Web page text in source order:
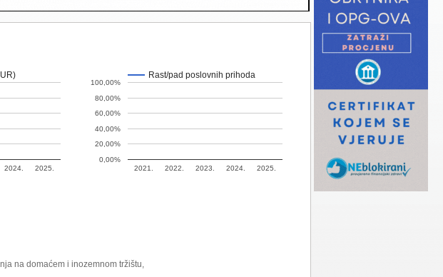
2024. 2025.
Rast/pad poslovnih prihoda
2021. 2022. 2023. 2024. 2025.
0,00%
20,00%
40,00%
60,00%
80,00%
100,00%
na domaćem i inozemnom tržištu,